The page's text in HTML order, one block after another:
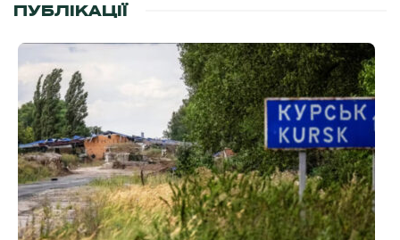
ПУБЛІКАЦІЇ